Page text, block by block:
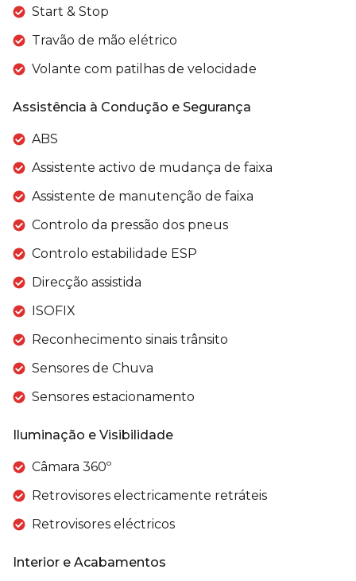
Start & Stop
Travão de mão elétrico
Volante com patilhas de velocidade
Assistência à Condução e Segurança
ABS
Assistente activo de mudança de faixa
Assistente de manutenção de faixa
Controlo da pressão dos pneus
Controlo estabilidade ESP
Direcção assistida
ISOFIX
Reconhecimento sinais trânsito
Sensores de Chuva
Sensores estacionamento
Iluminação e Visibilidade
Câmara 360º
Retrovisores electricamente retráteis
Retrovisores eléctricos
Interior e Acabamentos